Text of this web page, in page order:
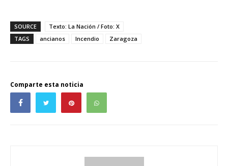
SOURCE
Texto: La Nación / Foto: X
TAGS
ancianos Incendio Zaragoza
Comparte esta noticia